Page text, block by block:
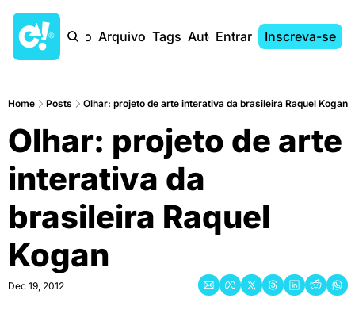
Início Arquivo Tags AutoresEntrar Inscreva-se
Home Posts Olhar: projeto de arte interativa da brasileira Raquel Kogan
Olhar: projeto de arte
interativa da
brasileira Raquel
Kogan
Dec 19, 2012